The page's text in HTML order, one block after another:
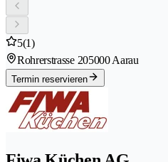
5(1)
Rohrerstrasse 205000 Aarau
Termin reservieren